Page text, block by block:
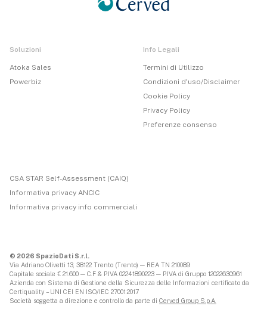
Soluzioni
Atoka Sales
Powerbiz
Info Legali
Termini di Utilizzo
Condizioni d'uso/Disclaimer
Cookie Policy
Privacy Policy
Preferenze consenso
CSA STAR Self-Assessment (CAIQ)
Informativa privacy ANCIC
Informativa privacy info commerciali
© 2026 SpazioDati S.r.l.
Via Adriano Olivetti 13, 38122 Trento (Trento) — REA TN 210089
Capitale sociale € 21.600 — C.F & P.IVA 02241890223 — P.IVA di Gruppo 12022630961
Azienda con Sistema di Gestione della Sicurezza delle Informazioni certificato da
Certiquality – UNI CEI EN ISO/IEC 27001:2017
Società soggetta a direzione e controllo da parte di Cerved Group S.p.A.